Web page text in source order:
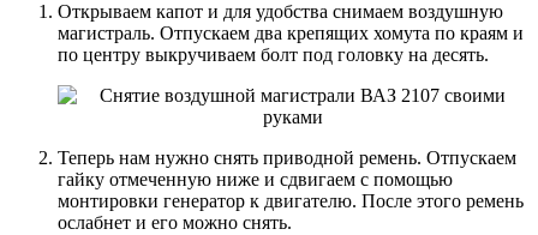
Открываем капот и для удобства снимаем воздушную
магистраль. Отпускаем два крепящих хомута по краям и
по центру выкручиваем болт под головку на десять.
Теперь нам нужно снять приводной ремень. Отпускаем
гайку отмеченную ниже и сдвигаем с помощью
монтировки генератор к двигателю. После этого ремень
ослабнет и его можно снять.